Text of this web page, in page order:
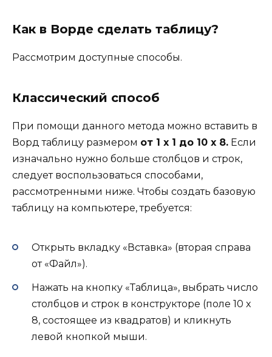
Как в Ворде сделать таблицу?
Рассмотрим доступные способы.
Классический способ
При помощи данного метода можно вставить в
Ворд таблицу размером от 1 x 1 до 10 x 8. Если
изначально нужно больше столбцов и строк,
следует воспользоваться способами,
рассмотренными ниже. Чтобы создать базовую
таблицу на компьютере, требуется:
Открыть вкладку «Вставка» (вторая справа
от «Файл»).
Нажать на кнопку «Таблица», выбрать число
столбцов и строк в конструкторе (поле 10 x
8, состоящее из квадратов) и кликнуть
левой кнопкой мыши.